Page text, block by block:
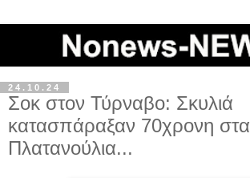
24.10.24
Σοκ στον Τύρναβο: Σκυλιά
κατασπάραξαν 70χρονη στα
Πλατανούλια...